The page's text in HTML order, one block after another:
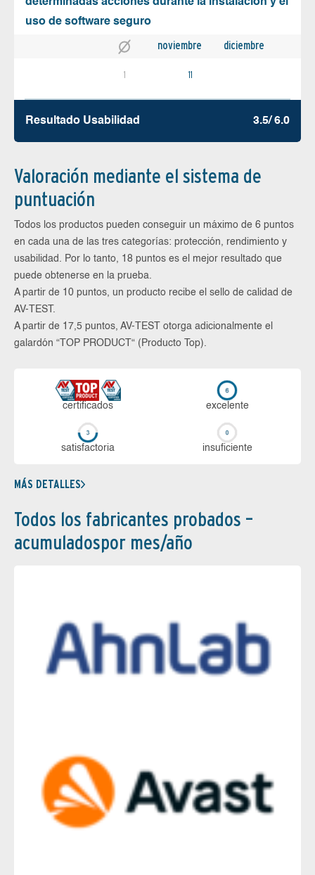
determinadas acciones durante la instalación y el
uso de software seguro
noviembre diciembre
1 11
Resultado Usabilidad 3.5/ 6.0
Valoración mediante el sistema de
puntuación
Todos los productos pueden conseguir un máximo de 6 puntos
en cada una de las tres categorías: protección, rendimiento y
usabilidad. Por lo tanto, 18 puntos es el mejor resultado que
puede obtenerse en la prueba.
A partir de 10 puntos, un producto recibe el sello de calidad de
AV-TEST.
A partir de 17,5 puntos, AV-TEST otorga adicionalmente el
galardón “TOP PRODUCT“ (Producto Top).
certi­ficados ex­ce­len­te
sa­tis­fac­to­ria in­su­fi­cien­te
MÁS DETALLES
Todos los fabricantes probados –
acumuladospor mes/año